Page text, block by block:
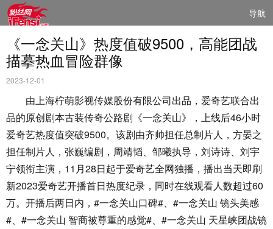
导航
《一念关山》热度值破9500，高能团战
描摹热血冒险群像
2023-12-01
由上海柠萌影视传媒股份有限公司出品，爱奇艺联合出
品的原创剧本古装传奇公路剧《一念关山》，上线后46小时
爱奇艺热度值突破9500。该剧由齐帅担任总制片人，方晏之
担任制片人，张巍编剧，周靖韬、邹曦执导，刘诗诗、刘宇
宁领衔主演，11月28日起于爱奇艺全网独播，播出当天即刷
新2023爱奇艺开播首日热度纪录，同时在线观看人数超过60
万。开播后两日内，#一念关山口碑#、#一念关山 镜头美感
#、#一念关山 智商被尊重的感觉#、#一念关山 天星峡团战镜